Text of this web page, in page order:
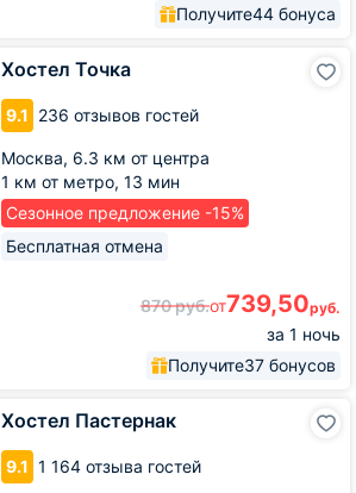
Получите44 бонуса
Хостел Точка
9.1 236 отзывов гостей
Москва, 6.3 км от центра
1 км от метро, 13 мин
Сезонное предложение -15%
Бесплатная отмена
870руб.от739,50руб.
за 1 ночь
Получите37 бонусов
Хостел Пастернак
9.1 1 164 отзыва гостей